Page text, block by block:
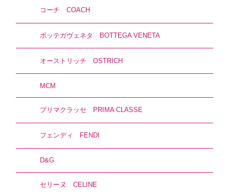
コーチ COACH
ボッテガヴェネタ BOTTEGA VENETA
オーストリッチ OSTRICH
MCM
プリマクラッセ PRIMA CLASSE
フェンディ FENDI
D&G
セリーヌ CELINE